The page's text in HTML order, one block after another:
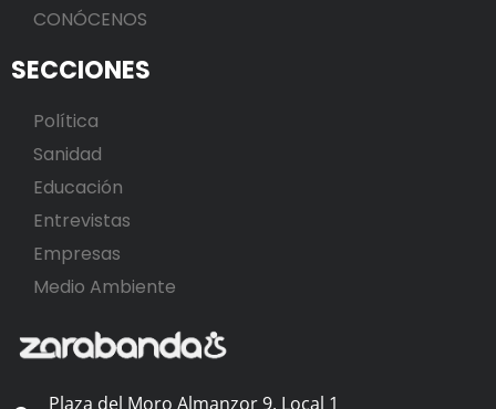
CONÓCENOS
SECCIONES
Política
Sanidad
Educación
Entrevistas
Empresas
Medio Ambiente
Plaza del Moro Almanzor 9, Local 1